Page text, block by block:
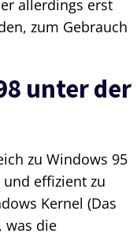
allerdings erst
zum Gebrauch
unter der
zu Windows 95
effizient zu
Kernel (Das
was die